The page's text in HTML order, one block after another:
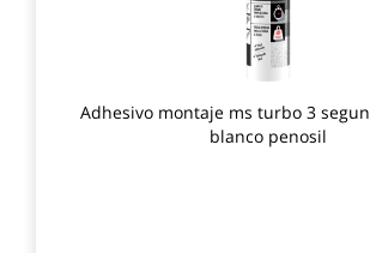
Adhesivo montaje ms turbo 3
blanco penosil